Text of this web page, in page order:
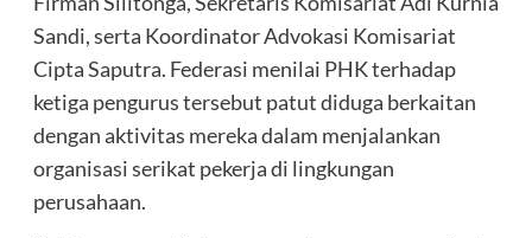
Sandi, serta Koordinator Advokasi Komisariat
Cipta Saputra. Federasi menilai PHK terhadap
ketiga pengurus tersebut patut diduga berkaitan
dengan aktivitas mereka dalam menjalankan
organisasi serikat pekerja di lingkungan
perusahaan.